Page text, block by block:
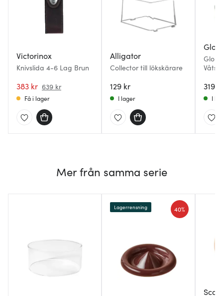
Victorinox
Knivslida 4-6 Lag Brun
383 kr 639 kr
Få i lager
Alligator
Collector till lökskärare
129 kr
I lager
319
I
Mer från samma serie
40%
Lagerrensning